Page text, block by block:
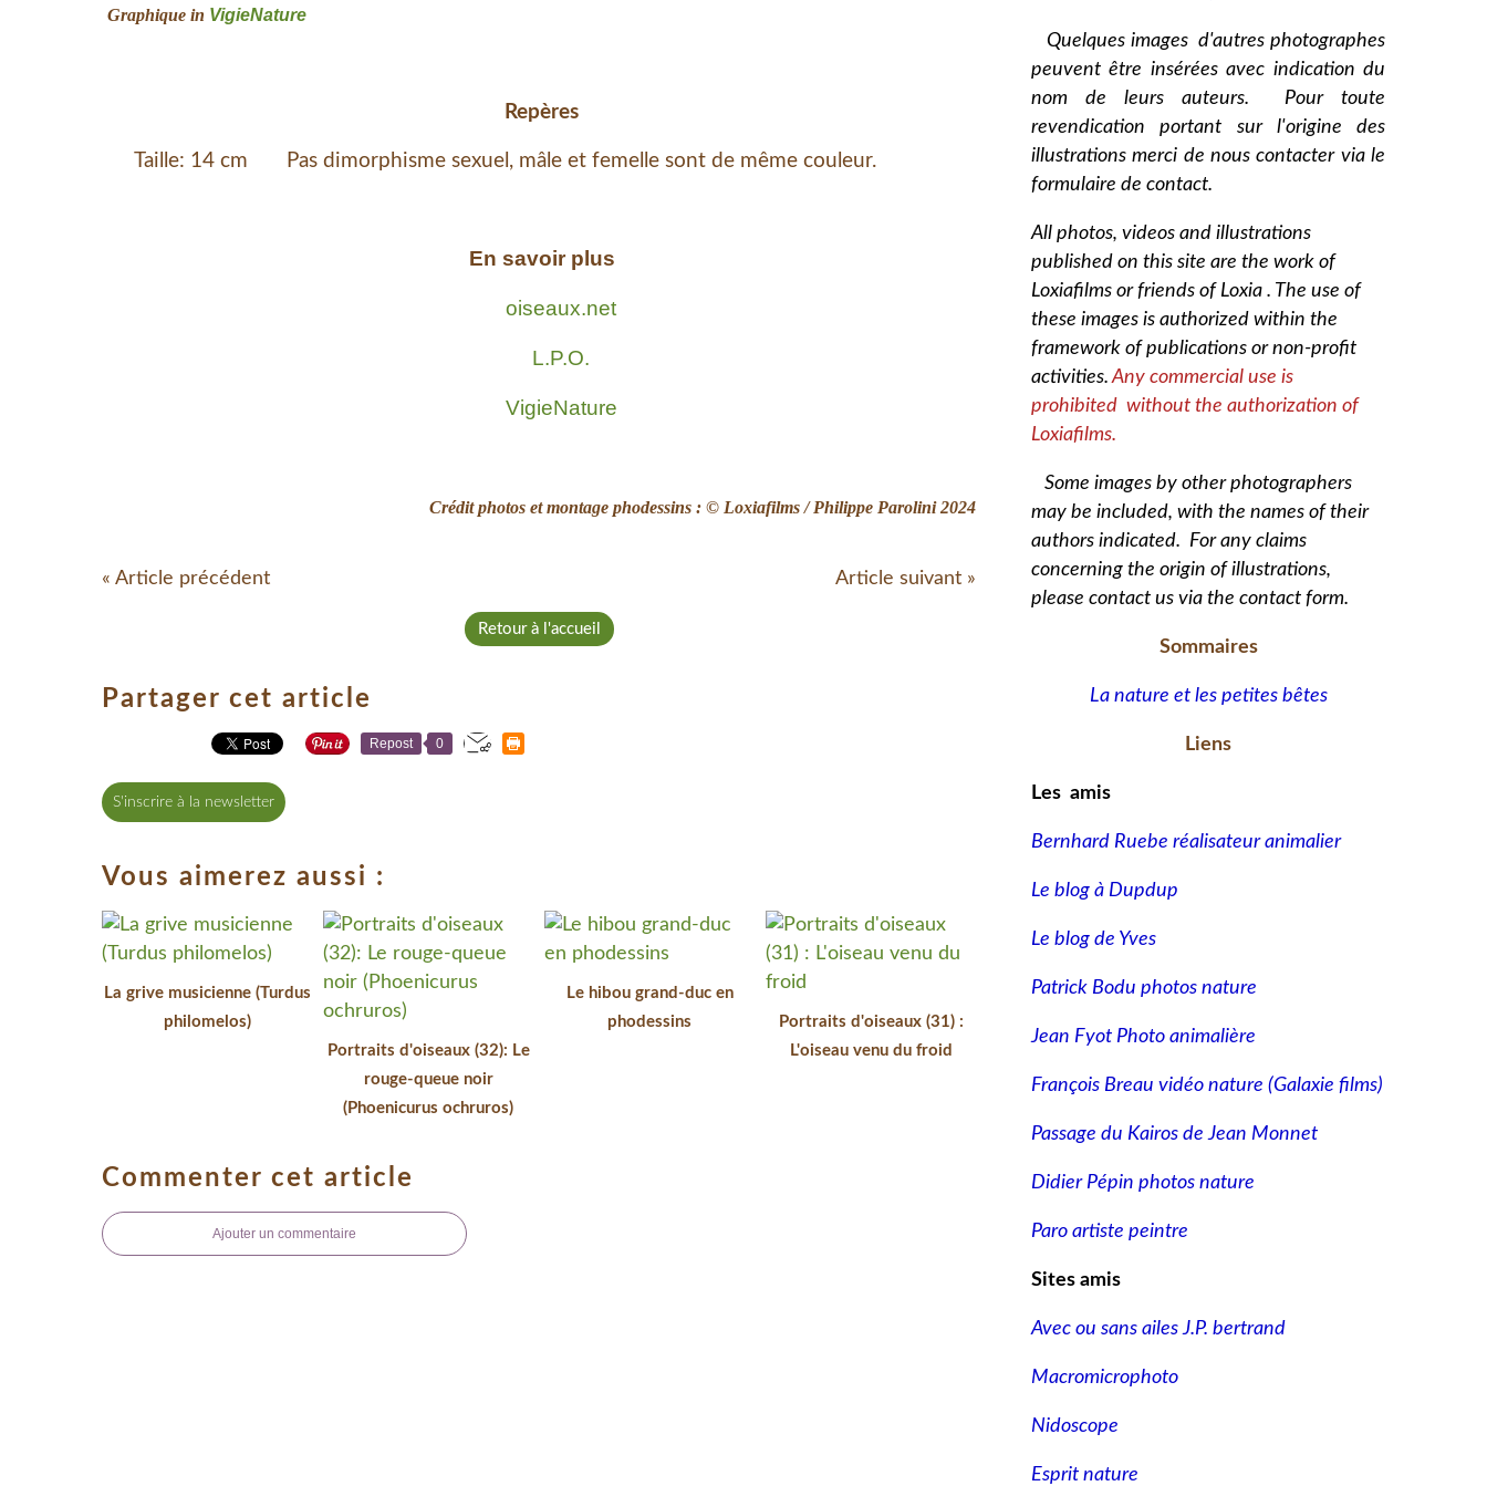
Graphique in VigieNature
Repères
Taille: 14 cm Pas dimorphisme sexuel, mâle et femelle sont de même couleur.
En savoir plus
oiseaux.net
L.P.O.
VigieNature
Crédit photos et montage phodessins : © Loxiafilms / Philippe Parolini 2024
« Article précédent Article suivant »
Retour à l'accueil
Partager cet article
Repost 0
S'inscrire à la newsletter
Vous aimerez aussi :
La grive musicienne (Turdus
philomelos)
Portraits d'oiseaux (32): Le
rouge-queue noir
(Phoenicurus ochruros)
Le hibou grand-duc en
phodessins
Portraits d'oiseaux (31) :
L'oiseau venu du froid
Commenter cet article
Ajouter un commentaire
Quelques images d'autres photographes
peuvent être insérées avec indication du
nom de leurs auteurs. Pour toute
revendication portant sur l'origine des
illustrations merci de nous contacter via le
formulaire de contact.
All photos, videos and illustrations
published on this site are the work of
Loxiafilms or friends of Loxia . The use of
these images is authorized within the
framework of publications or non-profit
activities.Any commercial use is
prohibited without the authorization of
Loxiafilms.
Some images by other photographers
may be included, with the names of their
authors indicated. For any claims
concerning the origin of illustrations,
please contact us via the contact form.
Sommaires
La nature et les petites bêtes
Liens
Les amis
Bernhard Ruebe réalisateur animalier
Le blog à Dupdup
Le blog de Yves
Patrick Bodu photos nature
Jean Fyot Photo animalière
François Breau vidéo nature (Galaxie films)
Passage du Kairos de Jean Monnet
Didier Pépin photos nature
Paro artiste peintre
Sites amis
Avec ou sans ailes J.P. bertrand
Macromicrophoto
Nidoscope
Esprit nature